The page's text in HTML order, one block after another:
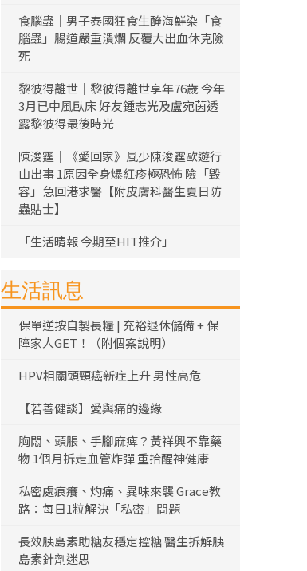
食腦蟲｜男子泰國狂食生醃海鮮染「食
腦蟲」腸道嚴重潰爛 反覆大出血休克險
死
黎彼得離世｜黎彼得離世享年76歲 今年
3月已中風臥床 好友鍾志光及盧宛茵透
露黎彼得最後時光
陳浚霆｜《愛回家》風少陳浚霆歐遊行
山出事 1原因全身爆紅疹極恐怖 險「毀
容」急回港求醫【附皮膚科醫生夏日防
蟲貼士】
「生活晴報 今期至HIT推介」
生活訊息
保單逆按自製長糧 | 充裕退休儲備 + 保
障家人GET！（附個案說明）
HPV相關頭頸癌新症上升 男性高危
【若善健談】愛與痛的邊緣
胸悶、頭脹、手腳麻痺？黃祥興不靠藥
物 1個月拆走血管炸彈 重拾醒神健康
私密處痕癢、灼痛、異味來襲 Grace教
路：每日1粒解決「私密」問題
長效胰島素助糖友穩定控糖 醫生拆解胰
島素針劑迷思